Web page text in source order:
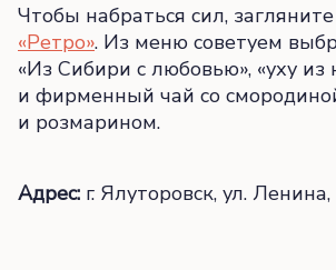
Чтобы набраться сил,
«Ретро». Из меню советуем
«Из Сибири с любовью», «уху из
и фирменный чай со
и розмарином.
Адрес: г. Ялуторовск, ул.